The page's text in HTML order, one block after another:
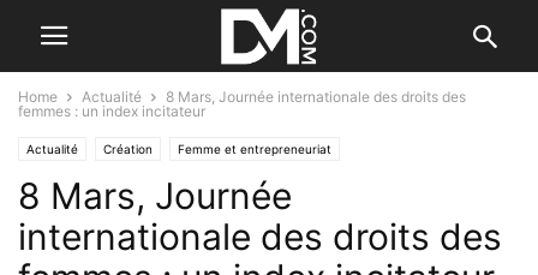
Home Actualité
8 Mars, Journée internationale des droits des
femmes : un index incitateur
Actualité Création Femme et entrepreneuriat
8 Mars, Journée
internationale des droits des